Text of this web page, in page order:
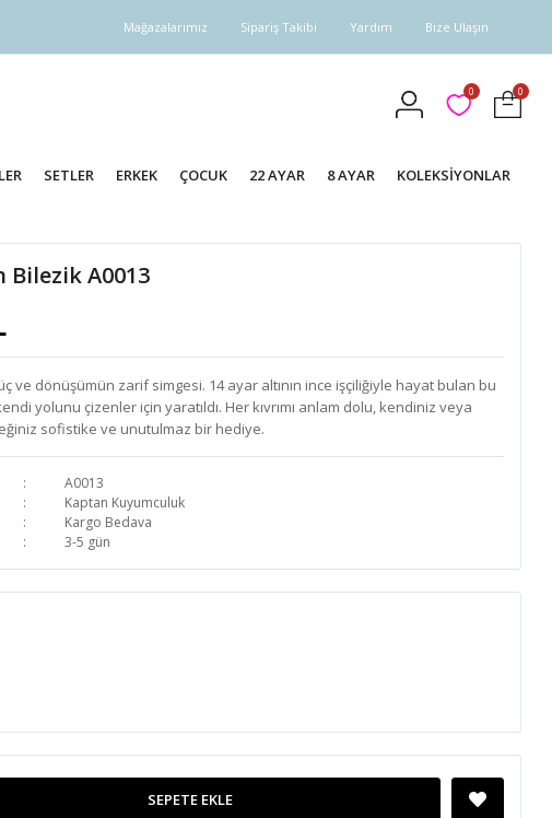
Mağazalarımız Sipariş Takibi Yardım Bize Ulaşın
0 0
SETLER ERKEK ÇOCUK 22 AYAR 8 AYAR KOLEKSİYONLAR
Bilezik A0013
ve dönüşümün zarif simgesi. 14 ayar altının ince işçiliğiyle hayat bulan bu
yolunu çizenler için yaratıldı. Her kıvrımı anlam dolu, kendiniz veya
sofistike ve unutulmaz bir hediye.
A0013
Kaptan Kuyumculuk
Kargo Bedava
3-5 gün
SEPETE EKLE